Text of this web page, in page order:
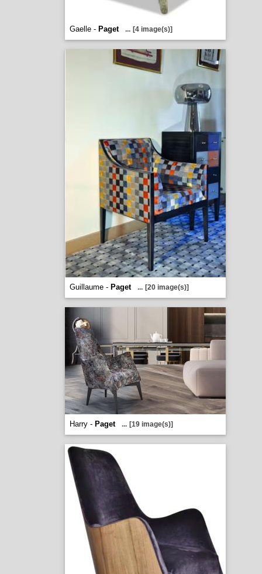
Gaelle - Paget ... [4 image(s)]
Guillaume - Paget ... [20 image(s)]
Harry - Paget ... [19 image(s)]